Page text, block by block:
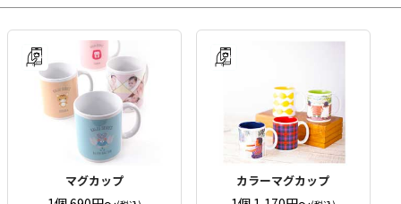
マグカップ カラーマグカップ